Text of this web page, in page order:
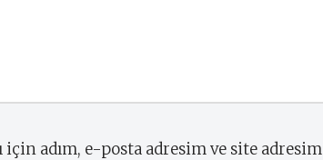
adım, e-posta adresim ve site adresim